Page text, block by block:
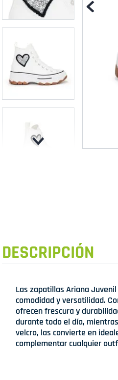
DESCRIPCIÓN
Las zapatillas Ariana
comodidad y versatilidad.
ofrecen frescura y
durante todo el día,
velcro, las convierte en
complementar cualquier